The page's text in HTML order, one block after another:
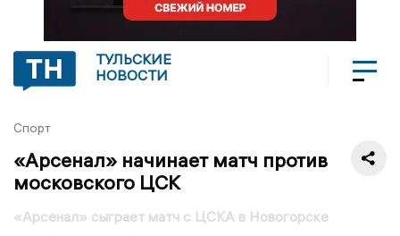
ТУЛЬСКИЕ
НОВОСТИ
Спорт
«Арсенал» начинает матч против
московского ЦСК
«Арсенал» сыграет матч с ЦСКА в Новогорске